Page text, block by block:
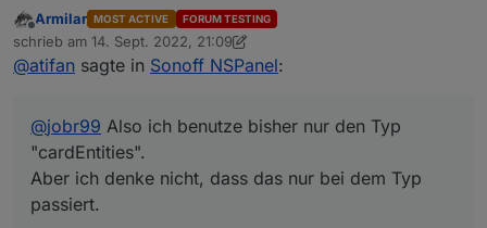
Aber ich denke nicht, dass das nur bei dem Typ passiert.
Sobald ich das Display aus dem "Standby" erwecke
durch einen Touch, fängt der Timer an zu laufen. Und
nach 20 Sekunden bzw. der eingestellten Timeout wird
man eine Taste drückt bzw. ein Touch ausgelöst wird,
der Timer erneuert würde.
Ich hoffe man versteht was ich meine^^
Offline
Armilar MOST ACTIVE FORUM TESTING
schrieb am 14. Sept. 2022, 21:09
zuletzt editiert von Armilar
@atifan sagte in Sonoff NSPanel:
@jobr99 Also ich benutze bisher nur den Typ
"cardEntities".
Aber ich denke nicht, dass das nur bei dem Typ
passiert.